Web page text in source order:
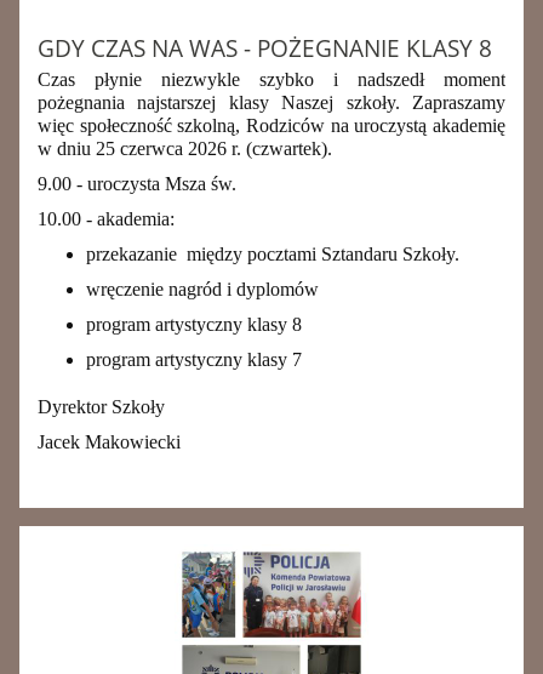
GDY CZAS NA WAS - POŻEGNANIE KLASY 8
Czas płynie niezwykle szybko i nadszedł moment
pożegnania najstarszej klasy Naszej szkoły. Zapraszamy
więc społeczność szkolną, Rodziców na uroczystą akademię
w dniu 25 czerwca 2026 r. (czwartek).
9.00 - uroczysta Msza św.
10.00 - akademia:
przekazanie między pocztami Sztandaru Szkoły.
wręczenie nagród i dyplomów
program artystyczny klasy 8
program artystyczny klasy 7
Dyrektor Szkoły
Jacek Makowiecki